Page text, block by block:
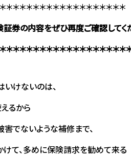
＊＊＊＊＊＊＊＊＊＊＊＊＊＊＊＊＊＊
券の内容をぜひ再度ご確認してく
＊＊＊＊＊＊＊＊＊＊＊＊＊＊＊＊＊＊
いけないのは、
るから
でないような補修まで、
て、多めに保険請求を勧めて来る